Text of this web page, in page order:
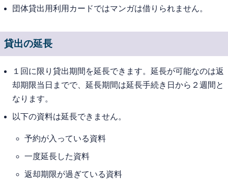
団体貸出用利用カードではマンガは借りられません。
貸出の延長
１回に限り貸出期間を延長できます。延長が可能なのは返
却期限当日までで、延長期間は延長手続き日から２週間と
なります。
以下の資料は延長できません。
予約が入っている資料
一度延長した資料
返却期限が過ぎている資料